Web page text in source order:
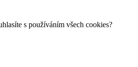
s používáním všech cookies?